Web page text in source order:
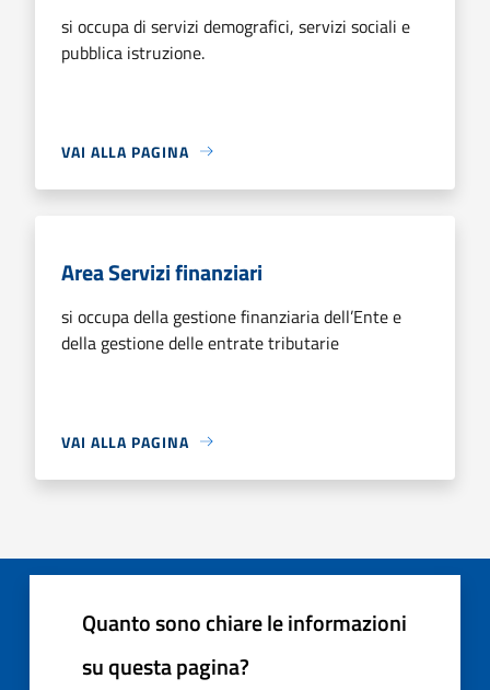
si occupa di servizi demografici, servizi sociali e
pubblica istruzione.
VAI ALLA PAGINA
Area Servizi finanziari
si occupa della gestione finanziaria dell’Ente e
della gestione delle entrate tributarie
VAI ALLA PAGINA
Quanto sono chiare le informazioni
su questa pagina?